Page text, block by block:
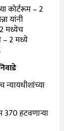
कोर्टरूम – 2
यांनी
मध्येच
– 2 मध्ये
न्यायधीशांच्या
370 हटवणाऱ्या